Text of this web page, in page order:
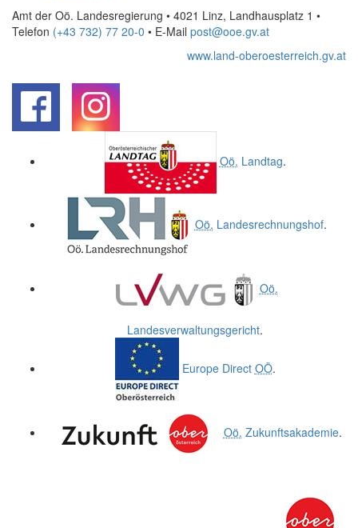
Amt der Oö. Landesregierung • 4021 Linz, Landhausplatz 1 •
Telefon (+43 732) 77 20-0 • E-Mail post@ooe.gv.at
www.land-oberoesterreich.gv.at
Oö. Landtag.
Oö. Landesrechnungshof.
Oö.
Landesverwaltungsgericht.
Europe Direct OÖ.
Oö. Zukunftsakademie.